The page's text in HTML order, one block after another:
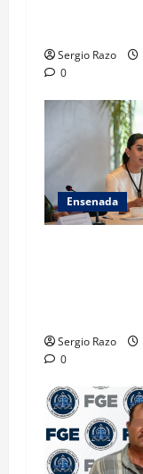
Sergio Razo
0
Ensenada
Sergio Razo
0